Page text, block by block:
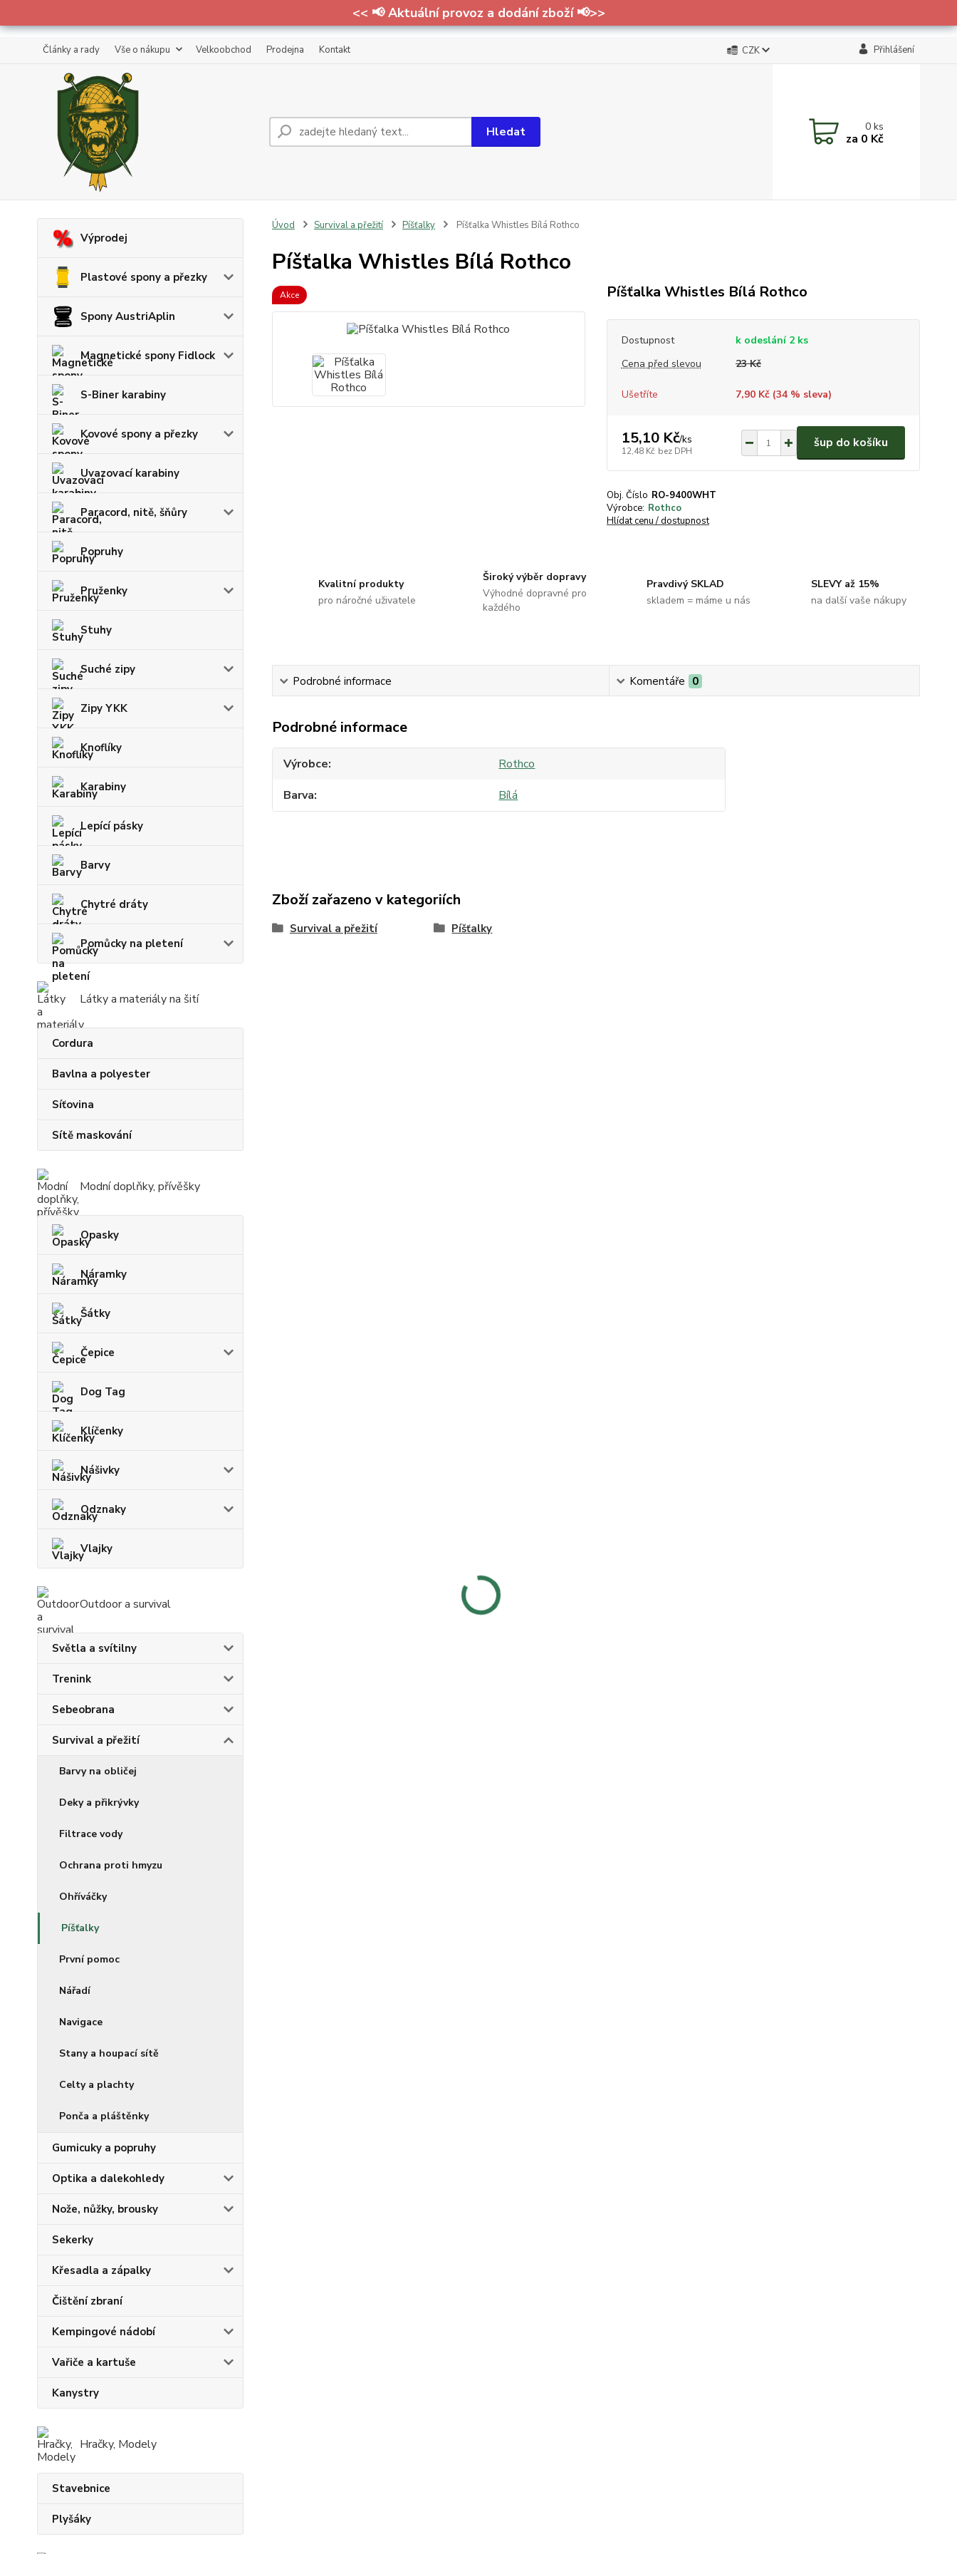
<< 📢 Aktuální provoz a dodání zboží 📢>>
Články a rady Vše o nákupu Velkoobchod Prodejna Kontakt CZK Přihlášení
Hledat 0ks
za 0 Kč
Výprodej
Plastové spony a přezky
Spony AustriAplin
Magnetické spony Fidlock
S-Biner karabiny
Kovové spony a přezky
Uvazovací karabiny
Paracord, nitě, šňůry
Popruhy
Pruženky
Stuhy
Suché zipy
Zipy YKK
Knoflíky
Karabiny
Lepící pásky
Barvy
Chytré dráty
Pomůcky na pletení
Látky a materiály na šití
Cordura
Bavlna a polyester
Síťovina
Sítě maskování
Modní doplňky, přívěšky
Opasky
Náramky
Šátky
Čepice
Dog Tag
Klíčenky
Nášivky
Odznaky
Vlajky
Outdoor a survival
Světla a svítilny
Trenink
Sebeobrana
Survival a přežití
Barvy na obličej
Deky a přikrývky
Filtrace vody
Ochrana proti hmyzu
Ohříváčky
Píšťalky
První pomoc
Nářadí
Navigace
Stany a houpací sítě
Celty a plachty
Ponča a pláštěnky
Gumicuky a popruhy
Optika a dalekohledy
Nože, nůžky, brousky
Sekerky
Křesadla a zápalky
Čištění zbraní
Kempingové nádobí
Vařiče a kartuše
Kanystry
Hračky, Modely
Stavebnice
Plyšáky
Úvod Survival a přežití Píšťalky Píšťalka Whistles Bílá Rothco
Píšťalka Whistles Bílá Rothco
Akce Píšťalka Whistles Bílá Rothco
Dostupnost
k odeslání 2 ks
Cena před slevou
23 Kč
Ušetříte 7,90 Kč (34% sleva)
15,10 Kč/ks
12,48 Kč bez DPH
šup do košíku
Obj. Číslo RO-9400WHT
Výrobce: Rothco
Hlídat cenu / dostupnost
Kvalitní produkty
pro náročné uživatele
Široký výběr dopravy
Výhodné dopravné pro
každého
Pravdivý SKLAD
skladem = máme u nás
SLEVY až 15%
na další vaše nákupy
Podrobné informace Komentáře 0
Podrobné informace
Výrobce
Rothco
Barva
Bílá
Zboží zařazeno v kategoriích
Survival a přežití Píšťalky